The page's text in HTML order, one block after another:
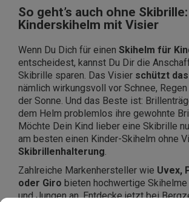
So geht’s auch ohne Skibrille:
Kinderskihelm mit Visier
Wenn Du Dich für einen Skihelm für
entscheidest, kannst Du Dir die
Skibrille sparen. Das Visier schützt
nämlich wirkungsvoll vor Schnee, Regen
der Sonne. Und das Beste ist:
dem Helm problemlos ihre gewohnte
Möchte Dein Kind lieber eine Skibrille
am besten einen Kinder-Skihelm ohne
Skibrillenhalterung
Zahlreiche Markenhersteller wie Uvex,
oder Giro bieten hochwertige
und Jungen an. Entdecke jetzt bei